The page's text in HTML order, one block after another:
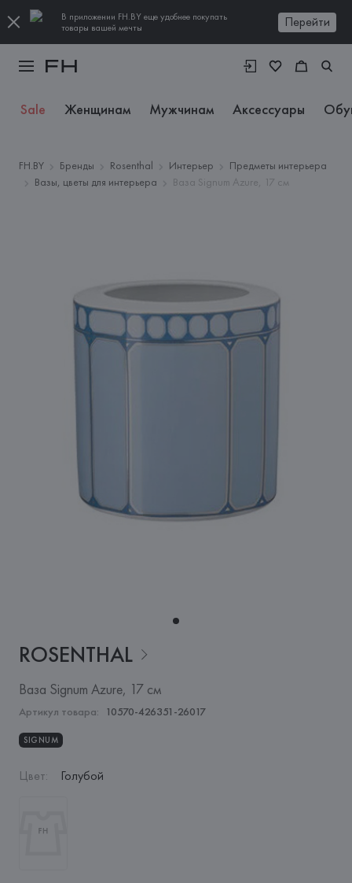
В приложении FH.BY еще удобнее покупать
товары вашей мечты
Перейти
Sale Женщинам Мужчинам Аксессуары
FH.BY Бренды Rosenthal Интерьер
Предметы интерьера
Вазы, цветы для интерьера
Ваза Signum Azure, 17 см
ROSENTHAL
Ваза Signum Azure, 17 см
Артикул товара: 10570-426351-26017
SIGNUM
Цвет: Голубой